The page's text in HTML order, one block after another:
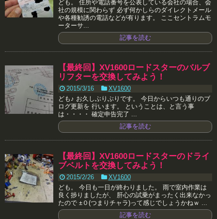
ども。 住所や電話番号を公表している会社の場合、会
社の規模に関わらず 必ず何かしらのダイレクトメール
や各種勧誘の電話などが有ります。 ここセントラムモ
ーターサ...
記事を読む
【最終回】XV1600ロードスターのバルブ
リフターを交換してみよう！
2015/3/16
XV1600
ども♪ お久しぶりぶりです。 今日からいつも通りのブ
ログ更新を 行います。 ということは、と言う事
は・・・・ 確定申告完了 ...
記事を読む
【最終回】XV1600ロードスターのドライ
ブベルトを交換してみよう！
2015/2/26
XV1600
ども。 今日も一日が終わりました。 雨で室内作業は
良く捗りましたが、 肝心の試乗がまったく出来なかっ
たので ±０(つまりチャラ)って感じでしょうかねｗ ...
記事を読む